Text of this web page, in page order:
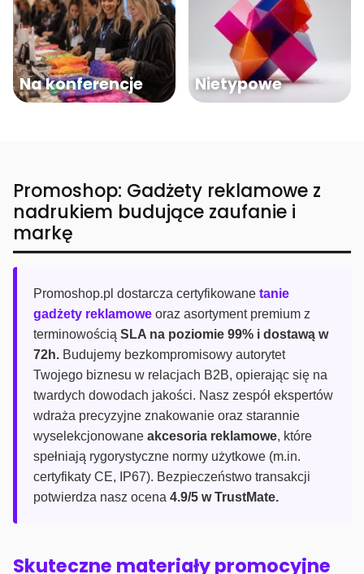
Na konferencje Nietypowe
Promoshop: Gadżety reklamowe z
nadrukiem budujące zaufanie i
markę
Promoshop.pl dostarcza certyfikowane tanie
gadżety reklamowe oraz asortyment premium z
terminowością SLA na poziomie 99% i dostawą w
72h. Budujemy bezkompromisowy autorytet
Twojego biznesu w relacjach B2B, opierając się na
twardych dowodach jakości. Nasz zespół ekspertów
wdraża precyzyjne znakowanie oraz starannie
wyselekcjonowane akcesoria reklamowe, które
spełniają rygorystyczne normy użytkowe (m.in.
certyfikaty CE, IP67). Bezpieczeństwo transakcji
potwierdza nasz ocena 4.9/5 w TrustMate.
Skuteczne materiały promocyjne